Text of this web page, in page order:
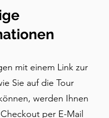
Stadt definieren. Diese
allen wichtigen
wie dem
dem Trevi-Brunnen und
Treppe sowie weniger
wie dem Mund der
Obelisken und einer
Statue" vorbei.
mit einem Link zur
Sie auf die Tour
werden Ihnen
per E-Mail